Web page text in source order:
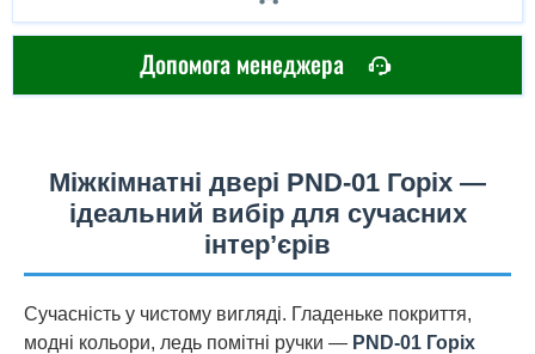
Допомога менеджера
Міжкімнатні двері PND-01 Горіх —
ідеальний вибір для сучасних
інтер’єрів
Сучасність у чистому вигляді. Гладеньке покриття,
модні кольори, ледь помітні ручки — PND-01 Горіх